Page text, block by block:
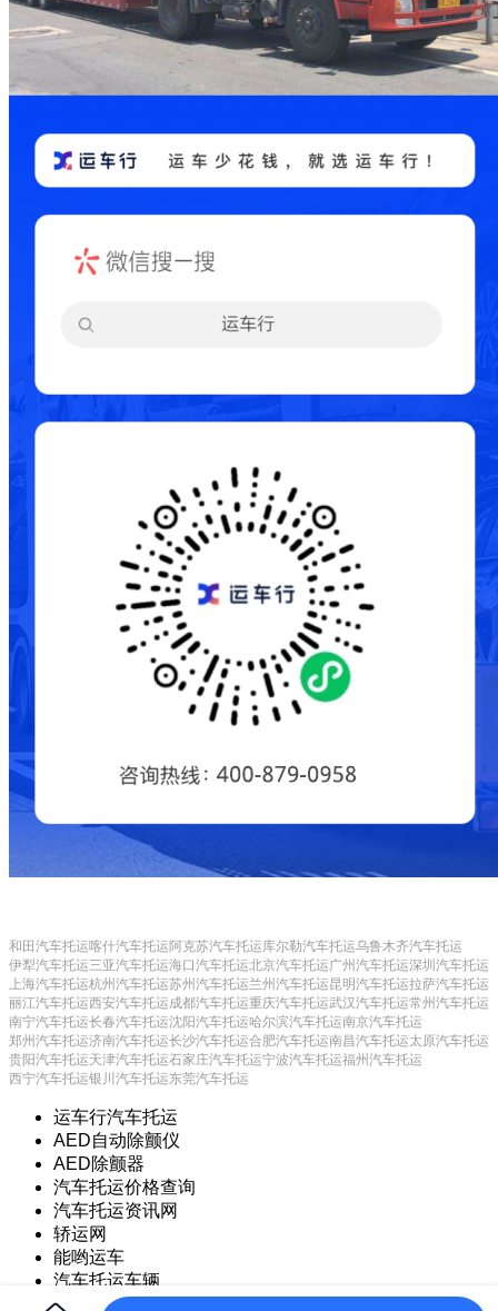
和田汽车托运喀什汽车托运阿克苏汽车托运库尔勒汽车托运乌鲁木齐汽车托运
伊犁汽车托运三亚汽车托运海口汽车托运北京汽车托运广州汽车托运深圳汽车托运
上海汽车托运杭州汽车托运苏州汽车托运兰州汽车托运昆明汽车托运拉萨汽车托运
丽江汽车托运西安汽车托运成都汽车托运重庆汽车托运武汉汽车托运常州汽车托运
南宁汽车托运长春汽车托运沈阳汽车托运哈尔滨汽车托运南京汽车托运
郑州汽车托运济南汽车托运长沙汽车托运合肥汽车托运南昌汽车托运太原汽车托运
贵阳汽车托运天津汽车托运石家庄汽车托运宁波汽车托运福州汽车托运
西宁汽车托运银川汽车托运东莞汽车托运
运车行汽车托运
AED自动除颤仪
AED除颤器
汽车托运价格查询
汽车托运资讯网
轿运网
能哟运车
汽车托运车辆